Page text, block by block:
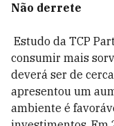
Não derrete
Estudo da TCP
consumir mais
deverá ser de
apresentou um
ambiente é